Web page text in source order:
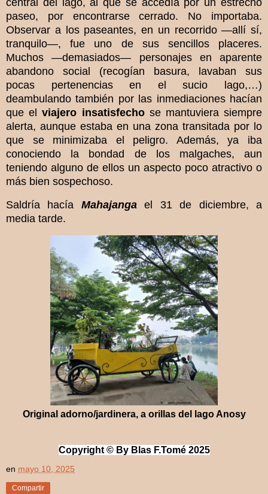
central del lago, al que se accedía por un estrecho
paseo, por encontrarse cerrado. No importaba.
Observar a los paseantes, en un recorrido —allí sí,
tranquilo—, fue uno de sus sencillos placeres.
Muchos —demasiados— personajes en aparente
abandono social (recogían basura, lavaban sus
pocas pertenencias en el sucio lago,…)
deambulando también por las inmediaciones hacían
que elviajero insatisfechose mantuviera siempre
alerta, aunque estaba en una zona transitada por lo
que se minimizaba el peligro. Además, ya iba
conociendo la bondad de los malgaches, aun
teniendo alguno de ellos un aspecto poco atractivo o
más bien sospechoso.
Saldría hacía Mahajangael 31 de diciembre, a
media tarde.
Original adorno/jardinera, a orillas del lago Anosy
Copyright © By Blas F.Tomé 2025
en mayo 10, 2025
Compartir